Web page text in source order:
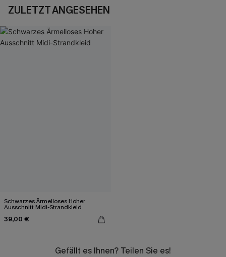
ZULETZT ANGESEHEN
Schwarzes Ärmelloses Hoher
Ausschnitt Midi-Strandkleid
39,00 €
Gefällt es Ihnen? Teilen Sie es!